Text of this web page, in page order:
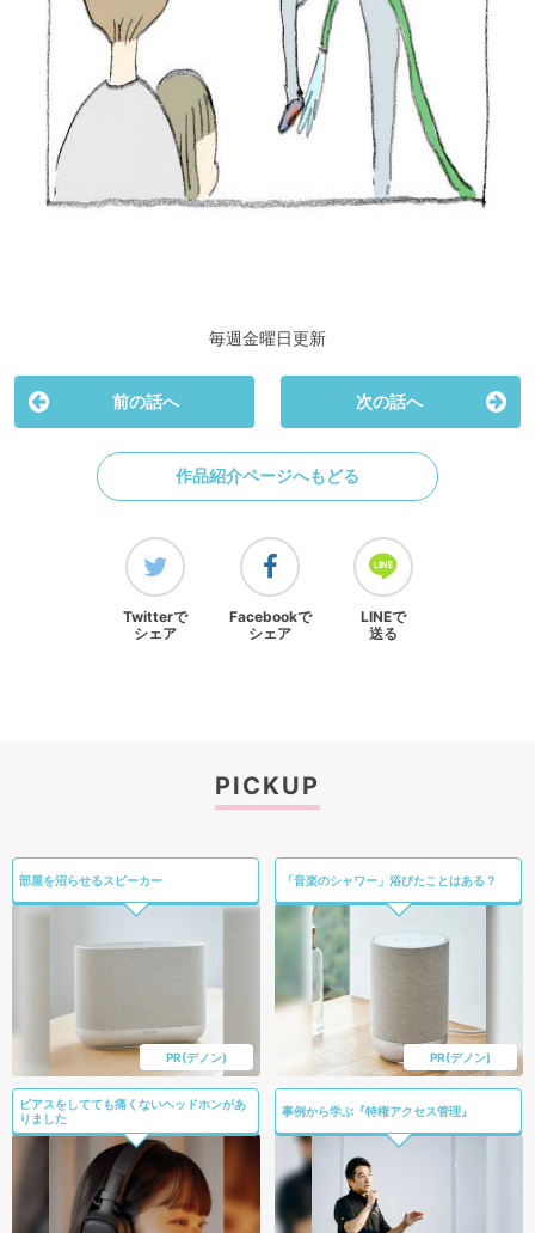
毎週金曜日更新
前の話へ 次の話へ
作品紹介ページへもどる
Twitterで
シェア
Facebookで
シェア
LINEで
送る
PICKUP
部屋を沼らせるスピーカー
PR(デノン)
「音楽のシャワー」浴びたことはある？
PR(デノン)
ピアスをしてても痛くないヘッドホンがあ
りました
事例から学ぶ『特権アクセス管理』